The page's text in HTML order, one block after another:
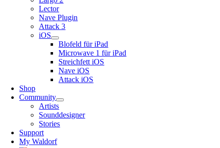
Lector
Nave Plugin
Attack 3
iOS
Blofeld für iPad
Microwave 1 für iPad
Streichfett iOS
Nave iOS
Attack iOS
Shop
Community
Artists
Sounddesigner
Stories
Support
My Waldorf